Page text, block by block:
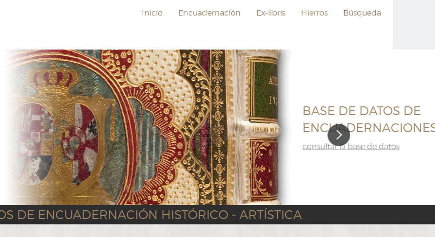
Inicio Encuadernación Ex-libris Hierros Búsqueda
BASE DE DATOS DE
ENCUADERNACIONES
consultar la base de datos
DE ENCUADERNACIÓN HISTÓRICO - ARTÍSTICA